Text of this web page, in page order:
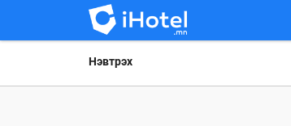
Нэвтрэх